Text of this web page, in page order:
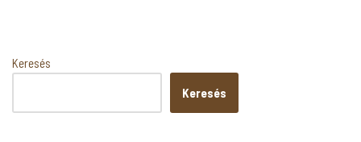
Keresés
Keresés